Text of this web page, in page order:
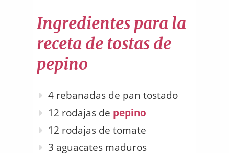
Ingredientes para la
receta de tostas de
pepino
4 rebanadas de pan tostado
12 rodajas de pepino
12 rodajas de tomate
3 aguacates maduros